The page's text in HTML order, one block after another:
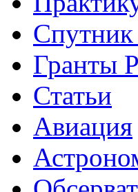
Гранты
Статьи
Авиация